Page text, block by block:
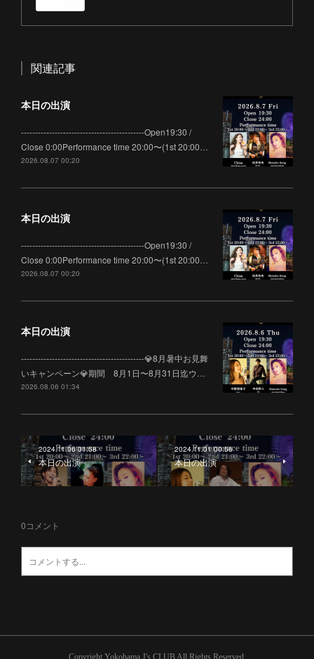
関連記事
本日の出演
--------------------------------------------Open19:30 /
Close 0:00Performance time 20:00〜(1st 20:00…
2026.08.07 00:20
本日の出演
--------------------------------------------Open19:30 /
Close 0:00Performance time 20:00〜(1st 20:00…
2026.08.07 00:20
本日の出演
--------------------------------------------💎8月暑中お見舞
いキャンペーン💎期間 8月1日〜8月31日迄ウ…
2026.08.06 01:34
2024.11.06 01:58
本日の出演
2024.11.01 00:56
本日の出演
0コメント
Copyright Yokohama J's CLUB All Rights Reserved.